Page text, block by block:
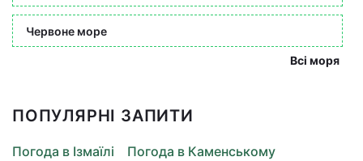
Червоне море
Всі моря
ПОПУЛЯРНІ ЗАПИТИ
Погода в Ізмаїлі
Погода в Каменському